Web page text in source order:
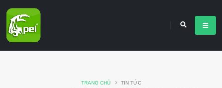
TRANG CHỦ TIN TỨC